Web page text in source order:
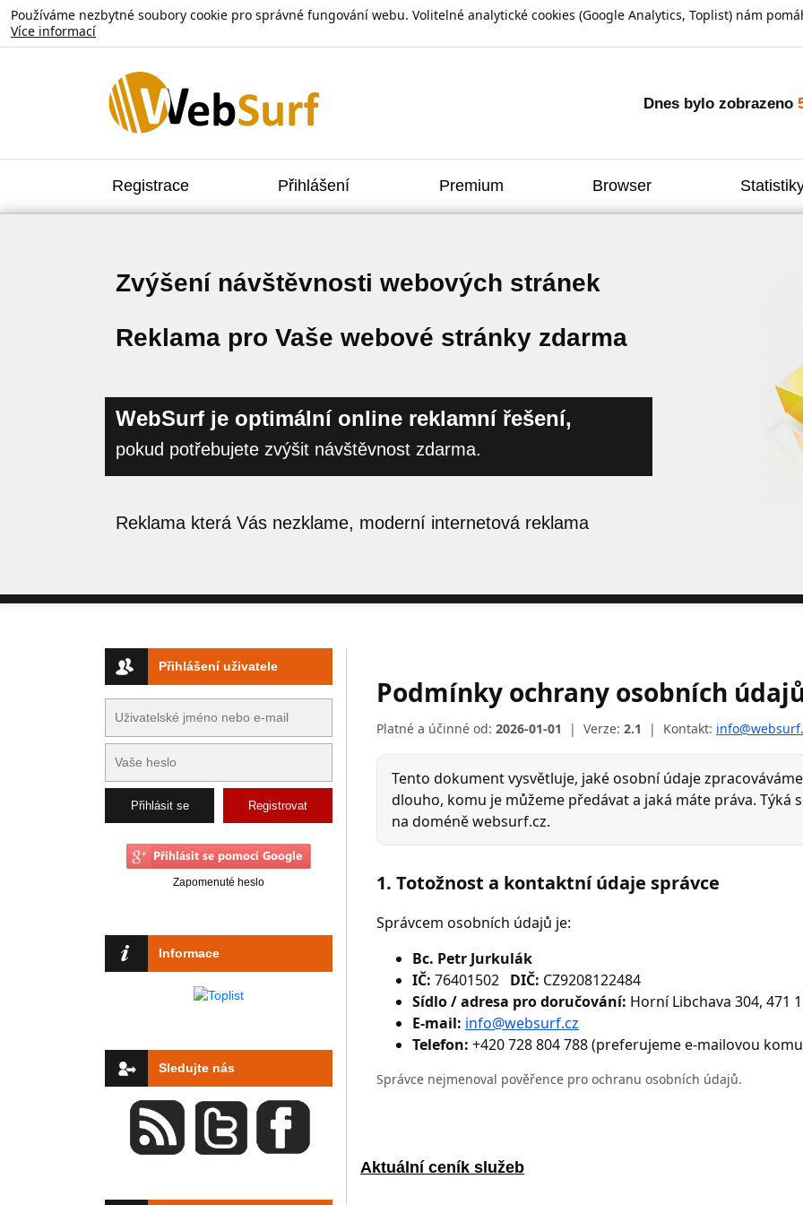
Používáme nezbytné soubory cookie pro správné fungování webu. Volitelné analytické cookies (Google Analytics, Toplist) nám
Více informací
Dnes bylo zobrazeno
Registrace Přihlášení Premium Browser
Zvýšení návštěvnosti webových stránek
Reklama pro Vaše webové stránky zdarma
WebSurf je optimální online reklamní řešení,
pokud potřebujete zvýšit návštěvnost zdarma.
Reklama která Vás nezklame, moderní internetová reklama
Přihlášení uživatele
Registrovat
Zapomenuté heslo
Informace
Sledujte nás
Aktuální ceník služeb